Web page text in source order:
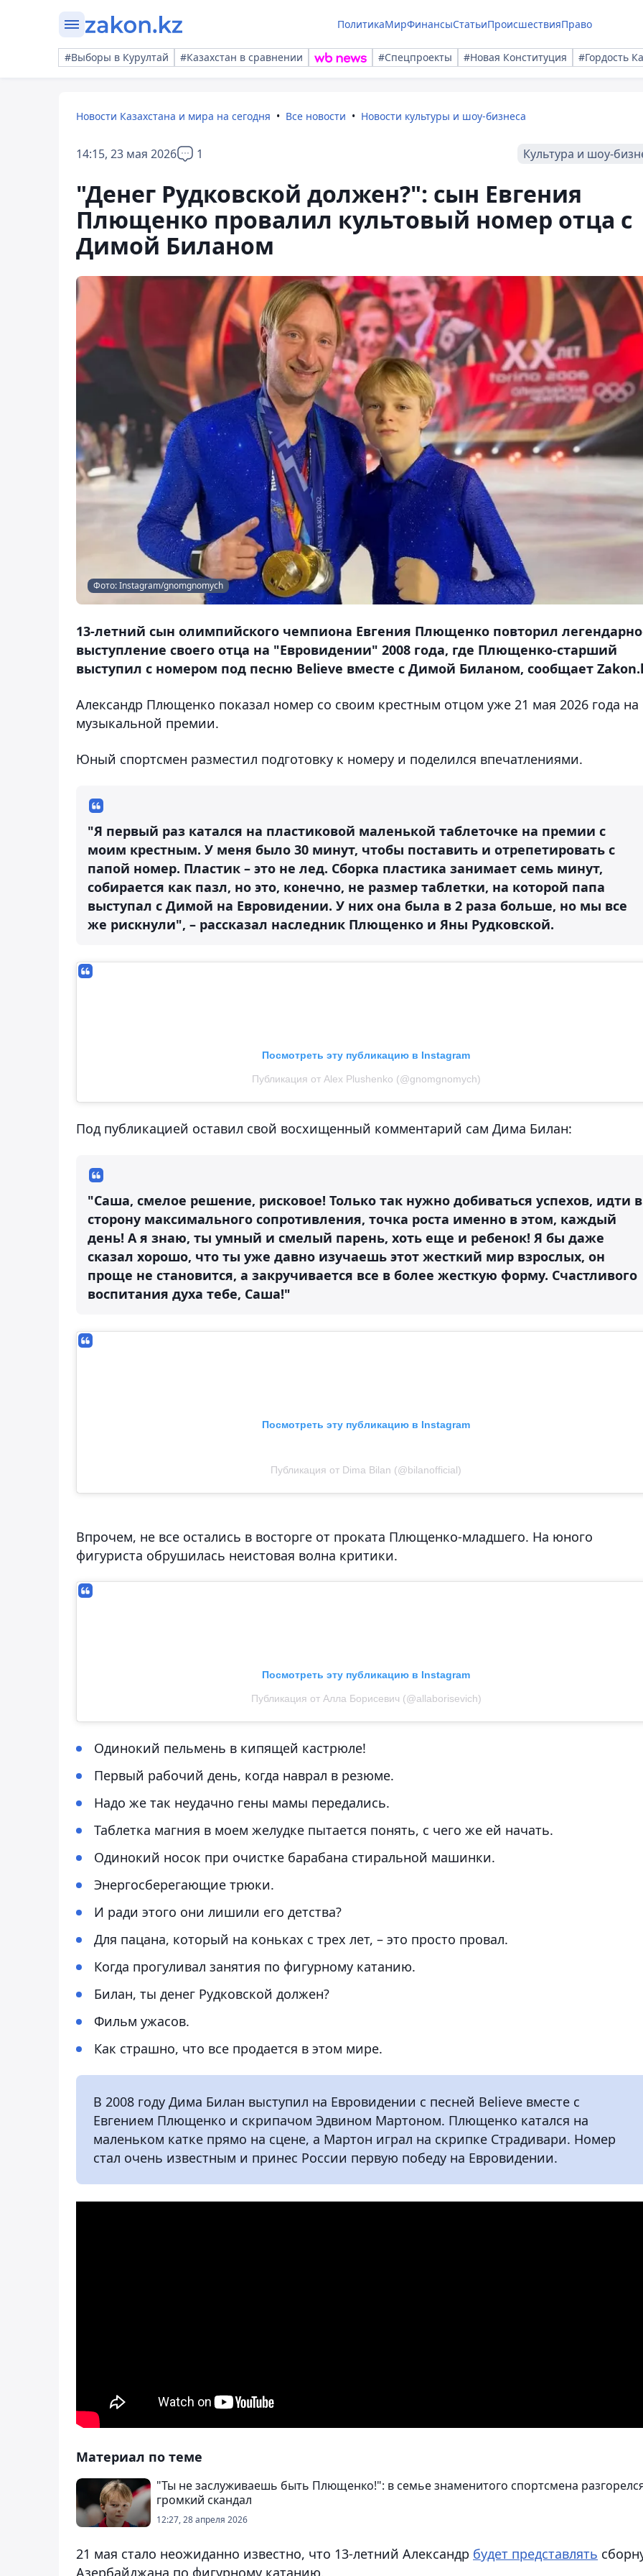
ПолитикаМирФинансыСтатьиПроисшествияПраво
#Выборы в Курултай #Казахстан в сравнении #Спецпроекты #Новая Конституция #Гордость
Новости Казахстана и мира на сегодня Все новости Новости культуры и шоу-бизнеса
14:15, 23 мая 2026 1 Культура и шоу-
"Денег Рудковской должен?": сын Евгения
Плющенко провалил культовый номер отца с
Димой Биланом
Фото: Instagram/gnomgnomych
13-летний сын олимпийского чемпиона Евгения Плющенко повторил
выступление своего отца на "Евровидении" 2008 года, где Плющенко-старший
выступил с номером под песню Believe вместе с Димой Биланом, сообщает
Александр Плющенко показал номер со своим крестным отцом уже 21 мая 2026 года на
музыкальной премии.
Юный спортсмен разместил подготовку к номеру и поделился впечатлениями.
"Я первый раз катался на пластиковой маленькой таблеточке на премии c
моим крестным. У меня было 30 минут, чтобы поставить и отрепетировать с
папой номер. Пластик – это не лед. Сборка пластика занимает семь минут,
собирается как пазл, но это, конечно, не размер таблетки, на которой папа
выступал с Димой на Евровидении. У них она была в 2 раза больше, но мы все
же рискнули", – рассказал наследник Плющенко и Яны Рудковской.
Посмотреть эту публикацию в Instagram
Публикация от Alex Plushenko (@gnomgnomych)
Под публикацией оставил свой восхищенный комментарий сам Дима Билан:
"Саша, смелое решение, рисковое! Только так нужно добиваться успехов, идти в
сторону максимального сопротивления, точка роста именно в этом, каждый
день! А я знаю, ты умный и смелый парень, хоть еще и ребенок! Я бы даже
сказал хорошо, что ты уже давно изучаешь этот жесткий мир взрослых, он
проще не становится, а закручивается все в более жесткую форму. Счастливого
воспитания духа тебе, Саша!"
Посмотреть эту публикацию в Instagram
Публикация от Dima Bilan (@bilanofficial)
Впрочем, не все остались в восторге от проката Плющенко-младшего. На юного
фигуриста обрушилась неистовая волна критики.
Посмотреть эту публикацию в Instagram
Публикация от Алла Борисевич (@allaborisevich)
Одинокий пельмень в кипящей кастрюле!
Первый рабочий день, когда наврал в резюме.
Надо же так неудачно гены мамы передались.
Таблетка магния в моем желудке пытается понять, с чего же ей начать.
Одинокий носок при очистке барабана стиральной машинки.
Энергосберегающие трюки.
И ради этого они лишили его детства?
Для пацана, который на коньках с трех лет, – это просто провал.
Когда прогуливал занятия по фигурному катанию.
Билан, ты денег Рудковской должен?
Фильм ужасов.
Как страшно, что все продается в этом мире.
В 2008 году Дима Билан выступил на Евровидении с песней Believe вместе с
Евгением Плющенко и скрипачом Эдвином Мартоном. Плющенко катался на
маленьком катке прямо на сцене, а Мартон играл на скрипке Страдивари. Номер
стал очень известным и принес России первую победу на Евровидении.
Материал по теме
"Ты не заслуживаешь быть Плющенко!": в семье знаменитого спортсмена
громкий скандал
12:27, 28 апреля 2026
21 мая стало неожиданно известно, что 13-летний Александр будет представлять
Азербайджана по фигурному катанию.